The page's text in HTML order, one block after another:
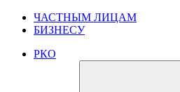
ЧАСТНЫМ ЛИЦАМ
БИЗНЕСУ
РКО